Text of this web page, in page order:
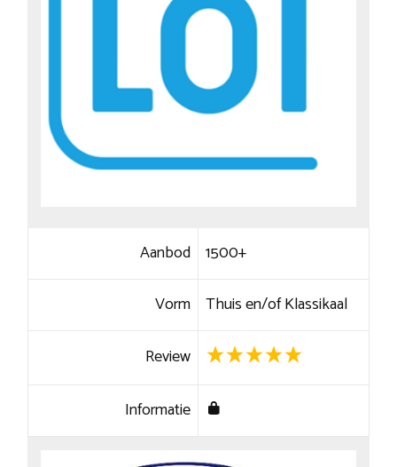
Aanbod 1500+
Vorm Thuis en/of Klassikaal
Review
Informatie